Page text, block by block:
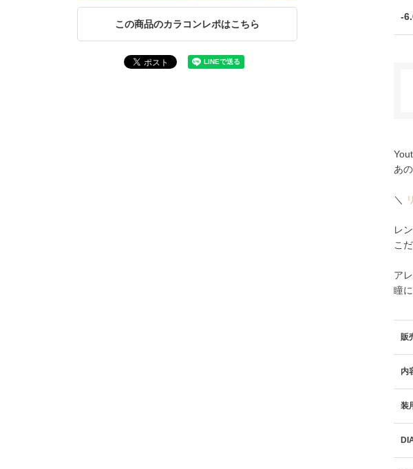
この商品のカラコンレポはこちら
-
あ
＼
レ
こ
ア
瞳
販
内
装